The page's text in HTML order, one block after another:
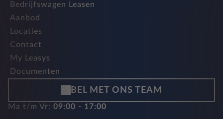
Bedrijfswagen Leasen
Aanbod
Locaties
Contact
My Leasys
Documenten
BEL MET ONS TEAM
Ma t/m Vr: 09:00 - 17:00